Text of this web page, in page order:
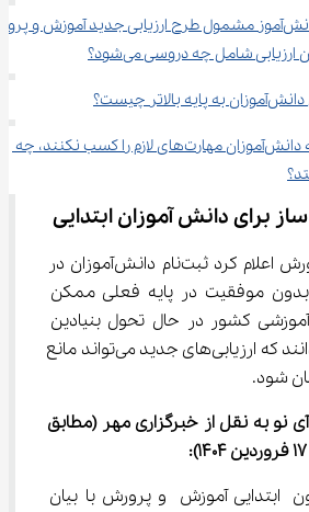
چه تعداد دانش‌آموز مشمول طرح ارزیابی جدید آموزش و
شامل چه دروسی می‌شود؟
بالاتر چیست؟
در صورتی که دانش‌آموزان مهارت‌های لازم را کسب نکنند، چه
معاون آموزش و پرورش اعلام کرد ثبت‌نام دانش‌آموزان در
بدون موفقیت در پایه فعلی ممکن
کشور در حال تحول بنیادین
است؟ والدین باید بدانند که ارزیابی‌های جدید می‌تواند مانع
شود.
نو به نقل از خبرگزاری مهر (مطابق
:
معاون ابتدایی آموزش و پرورش با بیان